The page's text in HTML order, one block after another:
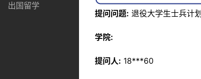
出国留学
提问问题: 退役大学生士兵计划
学院:
提问人: 18***60